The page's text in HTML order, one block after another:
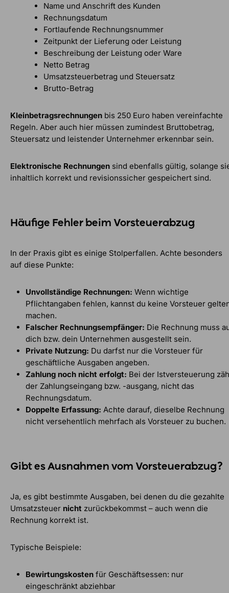
Name und Anschrift des Kunden
Rechnungsdatum
Fortlaufende Rechnungsnummer
Zeitpunkt der Lieferung oder Leistung
Beschreibung der Leistung oder Ware
Netto Betrag
Umsatzsteuerbetrag und Steuersatz
Brutto-Betrag
Kleinbetragsrechnungen bis 250 Euro haben vereinfachte
Regeln. Aber auch hier müssen zumindest Bruttobetrag,
Steuersatz und leistender Unternehmer erkennbar sein.
Elektronische Rechnungen sind ebenfalls gültig, solange
inhaltlich korrekt und revisionssicher gespeichert sind.
Häufige Fehler beim Vorsteuerabzug
In der Praxis gibt es einige Stolperfallen. Achte besonders
auf diese Punkte:
Unvollständige Rechnungen: Wenn wichtige
Pflichtangaben fehlen, kannst du keine Vorsteuer
machen.
Falscher Rechnungsempfänger: Die Rechnung muss
dich bzw. dein Unternehmen ausgestellt sein.
Private Nutzung: Du darfst nur die Vorsteuer für
geschäftliche Ausgaben angeben.
Zahlung noch nicht erfolgt: Bei der Istversteuerung
der Zahlungseingang bzw. -ausgang, nicht das
Rechnungsdatum.
Doppelte Erfassung: Achte darauf, dieselbe Rechnung
nicht versehentlich mehrfach als Vorsteuer zu buchen.
Gibt es Ausnahmen vom Vorsteuerabzug?
Ja, es gibt bestimmte Ausgaben, bei denen du die gezahlte
Umsatzsteuer nicht zurückbekommst – auch wenn die
Rechnung korrekt ist.
Typische Beispiele:
Bewirtungskosten für Geschäftsessen: nur
eingeschränkt abziehbar